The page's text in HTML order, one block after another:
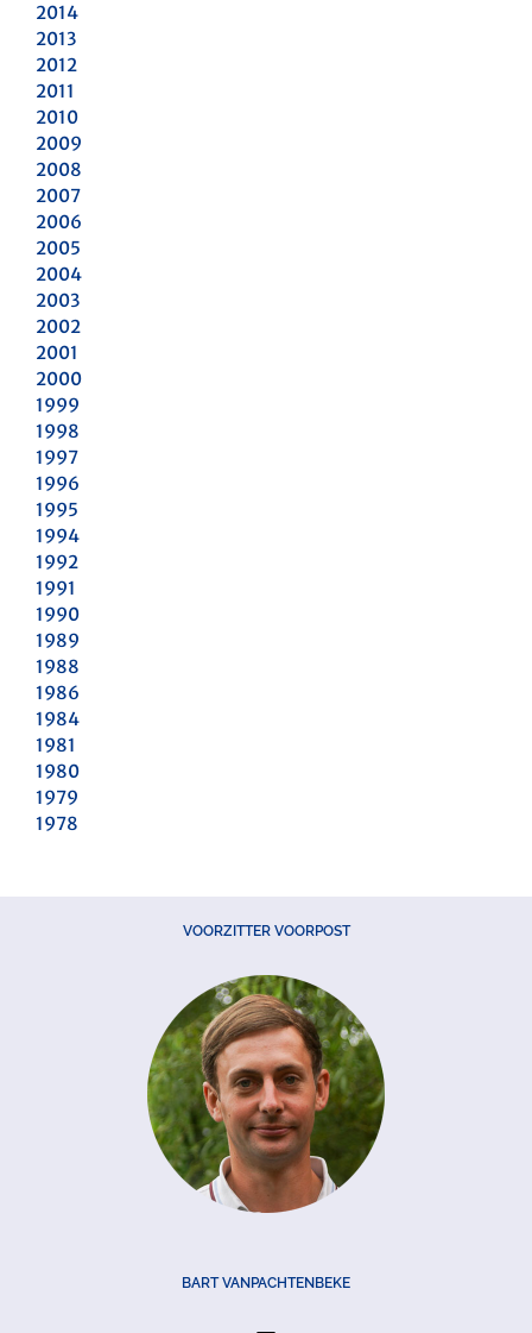
2014
2013
2012
2011
2010
2009
2008
2007
2006
2005
2004
2003
2002
2001
2000
1999
1998
1997
1996
1995
1994
1992
1991
1990
1989
1988
1986
1984
1981
1980
1979
1978
VOORZITTER VOORPOST
BART VANPACHTENBEKE